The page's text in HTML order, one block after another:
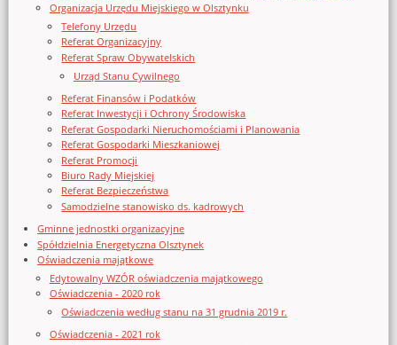
Organizacja Urzędu Miejskiego w Olsztynku
Telefony Urzędu
Referat Organizacyjny
Referat Spraw Obywatelskich
Urząd Stanu Cywilnego
Referat Finansów i Podatków
Referat Inwestycji i Ochrony Środowiska
Referat Gospodarki Nieruchomościami i Planowania
Referat Gospodarki Mieszkaniowej
Referat Promocji
Biuro Rady Miejskiej
Referat Bezpieczeństwa
Samodzielne stanowisko ds. kadrowych
Gminne jednostki organizacyjne
Spółdzielnia Energetyczna Olsztynek
Oświadczenia majątkowe
Edytowalny WZÓR oświadczenia majątkowego
Oświadczenia - 2020 rok
Oświadczenia według stanu na 31 grudnia 2019 r.
Oświadczenia - 2021 rok